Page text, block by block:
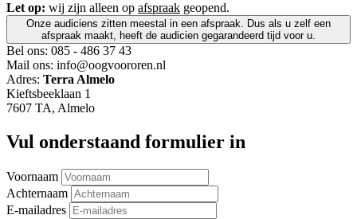
Let op: wij zijn alleen op afspraak geopend.
Onze audiciens zitten meestal in een afspraak. Dus als u zelf een
afspraak maakt, heeft de audicien gegarandeerd tijd voor u.
Bel ons: 085 - 486 37 43
Mail ons: info@oogvoororen.nl
Adres: Terra Almelo
Kieftsbeeklaan 1
7607 TA, Almelo
Vul onderstaand formulier in
Voornaam
Achternaam
E-mailadres